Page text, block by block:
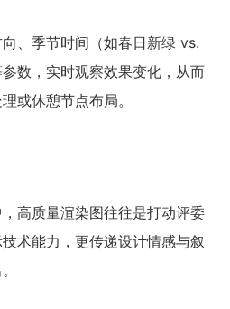
、季节时间（如春日新绿 vs.
数，实时观察效果变化，从而
或休憩节点布局。
高质量渲染图往往是打动评委
术能力，更传递设计情感与叙